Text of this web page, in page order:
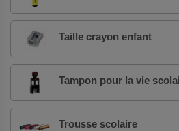
Taille crayon enfant
Tampon pour la vie
Trousse scolaire